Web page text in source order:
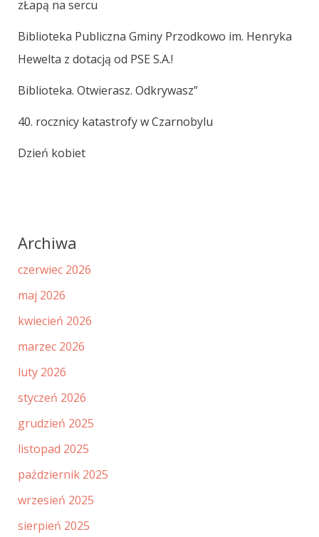
zŁapą na sercu
Biblioteka Publiczna Gminy Przodkowo im. Henryka
Hewelta z dotacją od PSE S.A.!
Biblioteka. Otwierasz. Odkrywasz”
40. rocznicy katastrofy w Czarnobylu
Dzień kobiet
Archiwa
czerwiec 2026
maj 2026
kwiecień 2026
marzec 2026
luty 2026
styczeń 2026
grudzień 2025
listopad 2025
październik 2025
wrzesień 2025
sierpień 2025